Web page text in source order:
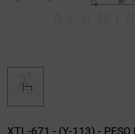
XTL-671 - (Y-113) - PESO